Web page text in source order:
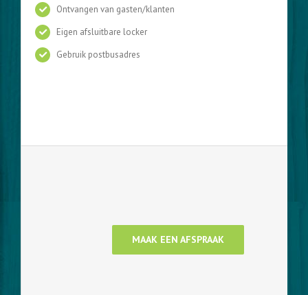
Ontvangen van gasten/klanten
Eigen afsluitbare locker
Gebruik postbusadres
MAAK EEN AFSPRAAK